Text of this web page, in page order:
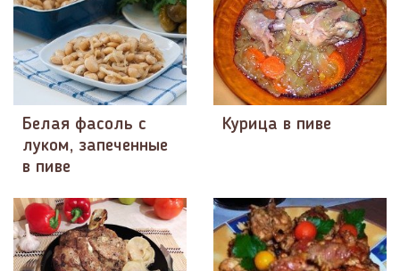
Белая фасоль с
луком, запеченные
в пиве
Курица в пиве